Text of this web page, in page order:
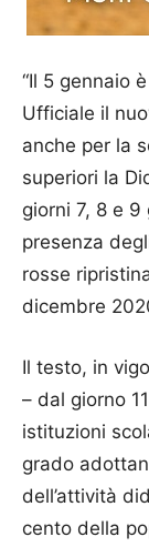
“Il 5 gennaio
Ufficiale il
anche per la
superiori la
giorni 7, 8 e 9
presenza
rosse
dicembre
Il testo, in
– dal giorno
istituzioni
grado
dell’attività
cento della